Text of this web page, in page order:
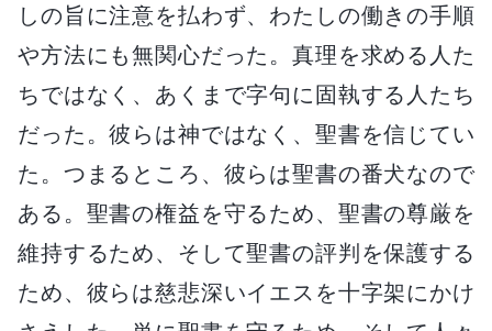
しの旨に注意を払わず、わたしの働きの手順
や方法にも無関心だった。真理を求める人た
ちではなく、あくまで字句に固執する人たち
だった。彼らは神ではなく、聖書を信じてい
た。つまるところ、彼らは聖書の番犬なので
ある。聖書の権益を守るため、聖書の尊厳を
維持するため、そして聖書の評判を保護する
ため、彼らは慈悲深いイエスを十字架にかけ